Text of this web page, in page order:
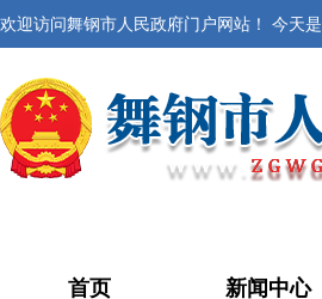
欢迎访问舞钢市人民政府门户网站！ 今天是
首页 新闻中心